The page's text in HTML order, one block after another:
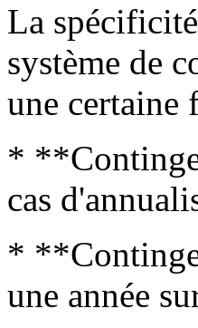
La
système de
une certaine
*
cas
*
une année